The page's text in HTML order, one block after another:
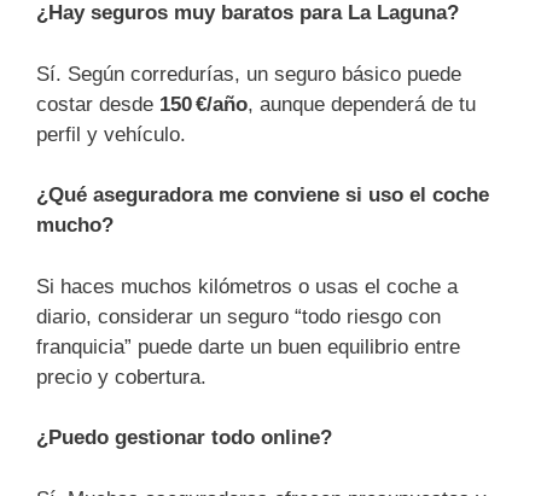
¿Hay seguros muy baratos para La Laguna?
Sí. Según corredurías, un seguro básico puede
costar desde 150 €/año, aunque dependerá de tu
perfil y vehículo.
¿Qué aseguradora me conviene si uso el coche
mucho?
Si haces muchos kilómetros o usas el coche a
diario, considerar un seguro “todo riesgo con
franquicia” puede darte un buen equilibrio entre
precio y cobertura.
¿Puedo gestionar todo online?